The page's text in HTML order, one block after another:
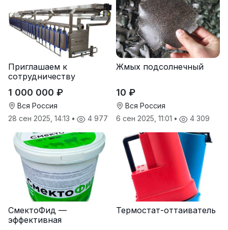
Приглашаем к
сотрудничеству
1 000 000 ₽
Вся Россия
28 сен 2025, 14:13 • 4 977
Жмых подсолнечный
10 ₽
Вся Россия
6 сен 2025, 11:01 • 4 309
СмектоФид —
эффективная
Термостат-оттаиватель